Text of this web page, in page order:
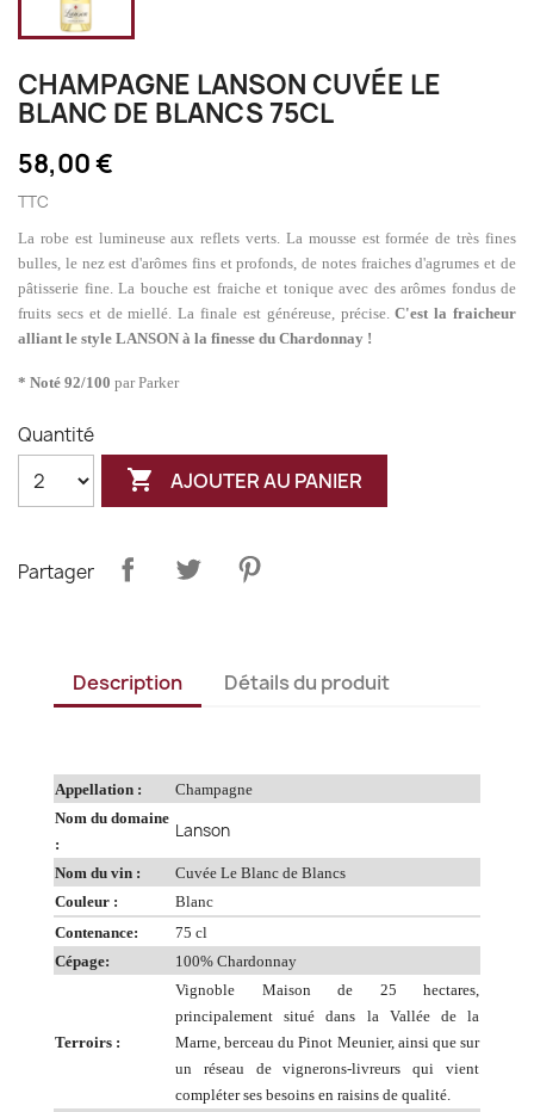
CHAMPAGNE LANSON CUVÉE LE
BLANC DE BLANCS 75CL
58,00 €
TTC
La robe est lumineuse aux reflets verts. La mousse est formée de très fines
bulles, le nez est d'arômes fins et profonds, de notes fraiches d'agrumes et de
pâtisserie fine. La bouche est fraiche et tonique avec des arômes fondus de
fruits secs et de miellé. La finale est généreuse, précise.C'est la fraicheur
alliant le style LANSON à la finesse du Chardonnay !
* Noté 92/100 par Parker
Quantité
 AJOUTER AU PANIER
Partager
Description Détails du produit
Appellation :
Champagne
Nom du domaine
:
Lanson
Nom du vin :
Cuvée Le Blanc de Blancs
Couleur :
Blanc
Contenance:
75 cl
Cépage:
100% Chardonnay
Terroirs :
Vignoble Maison de 25 hectares,
principalement situé dans la Vallée de la
Marne, berceau du Pinot Meunier, ainsi que sur
un réseau de vignerons-livreurs qui vient
compléter ses besoins en raisins de qualité.